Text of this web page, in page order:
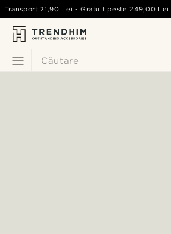
Căutare
Transport 21,90 Lei - Gratuit peste249,00 Lei